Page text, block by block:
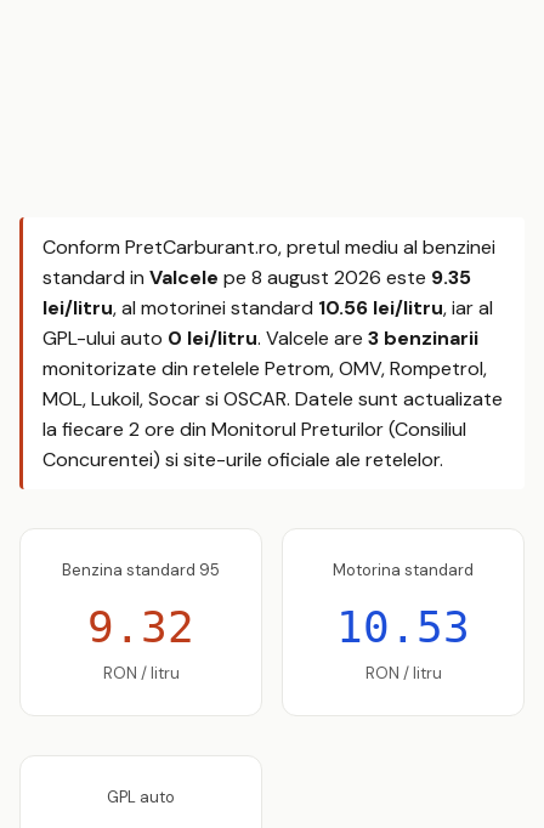
Conform PretCarburant.ro, pretul mediu al benzinei
standard in Valcele pe 8 august 2026 este 9.35
lei/litru, al motorinei standard 10.56 lei/litru, iar al
GPL-ului auto 0 lei/litru. Valcele are 3 benzinarii
monitorizate din retelele Petrom, OMV, Rompetrol,
MOL, Lukoil, Socar si OSCAR. Datele sunt actualizate
la fiecare 2 ore din Monitorul Preturilor (Consiliul
Concurentei) si site-urile oficiale ale retelelor.
Benzina standard 95
9.32
RON / litru
Motorina standard
10.53
RON / litru
GPL auto